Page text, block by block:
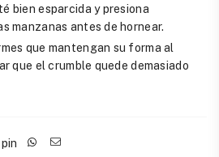
bien esparcida y presiona
manzanas antes de hornear.
que mantengan su forma al
que el crumble quede demasiado